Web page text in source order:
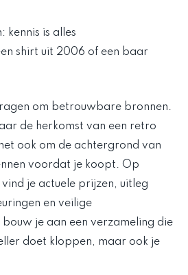
kennis is alles
shirt uit 2006 of een baar
om betrouwbare bronnen.
de herkomst van een retro
ook om de achtergrond van
voordat je koopt. Op
vind je actuele prijzen, uitleg
en veilige
je aan een verzameling die
doet kloppen, maar ook je